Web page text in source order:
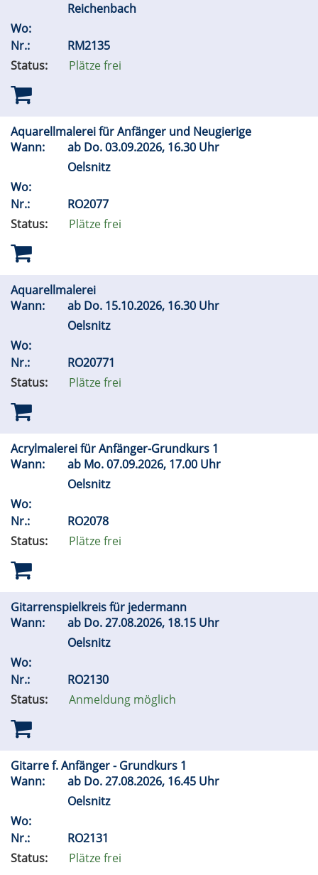
Reichenbach
Wo:
Nr.:
RM2135
Status:
Plätze frei
Aquarellmalerei für Anfänger und Neugierige
Wann:
ab Do.03.09.2026, 16.30 Uhr
Oelsnitz
Wo:
Nr.:
RO2077
Status:
Plätze frei
Aquarellmalerei
Wann:
ab Do. 15.10.2026, 16.30 Uhr
Oelsnitz
Wo:
Nr.:
RO20771
Status:
Plätze frei
Acrylmalerei für Anfänger-Grundkurs 1
Wann:
ab Mo.07.09.2026, 17.00 Uhr
Oelsnitz
Wo:
Nr.:
RO2078
Status:
Plätze frei
Gitarrenspielkreis für jedermann
Wann:
ab Do.27.08.2026, 18.15 Uhr
Oelsnitz
Wo:
Nr.:
RO2130
Status:
Anmeldung möglich
Gitarre f. Anfänger - Grundkurs 1
Wann:
ab Do.27.08.2026, 16.45 Uhr
Oelsnitz
Wo:
Nr.:
RO2131
Status:
Plätze frei